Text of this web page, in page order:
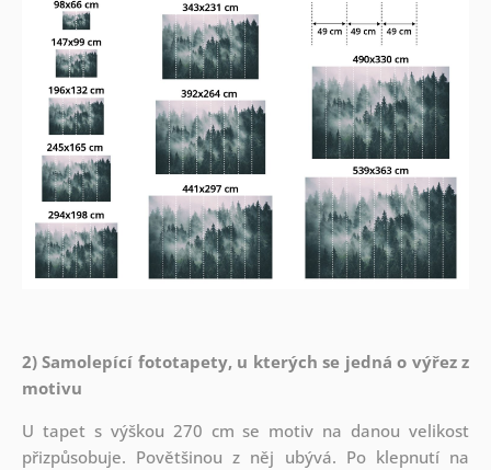
2) Samolepící fototapety, u kterých se jedná o výřez z
motivu
U tapet s výškou 270 cm se motiv na danou velikost
přizpůsobuje. Povětšinou z něj ubývá. Po klepnutí na